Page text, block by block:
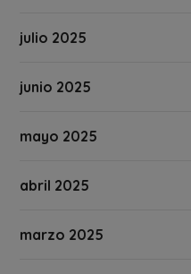
julio 2025
junio 2025
mayo 2025
abril 2025
marzo 2025